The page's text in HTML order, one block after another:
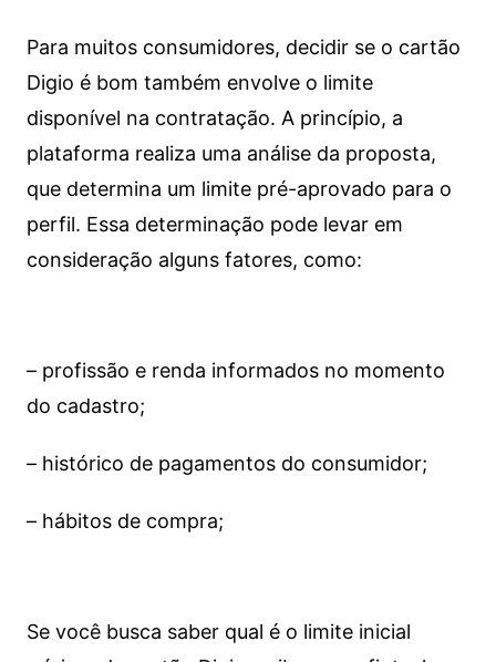
Para muitos consumidores, decidir se o cartão
Digio é bom também envolve o limite
disponível na contratação. A princípio, a
plataforma realiza uma análise da proposta,
que determina um limite pré-aprovado para o
perfil. Essa determinação pode levar em
consideração alguns fatores, como:
– profissão e renda informados no momento
do cadastro;
– histórico de pagamentos do consumidor;
– hábitos de compra;
Se você busca saber qual é o limite inicial